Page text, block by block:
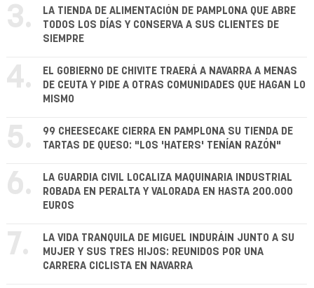
3.
LA TIENDA DE ALIMENTACIÓN DE PAMPLONA QUE ABRE
TODOS LOS DÍAS Y CONSERVA A SUS CLIENTES DE
SIEMPRE
4.
EL GOBIERNO DE CHIVITE TRAERÁ A NAVARRA A MENAS
DE CEUTA Y PIDE A OTRAS COMUNIDADES QUE HAGAN LO
MISMO
5.
99 CHEESECAKE CIERRA EN PAMPLONA SU TIENDA DE
TARTAS DE QUESO: "LOS 'HATERS' TENÍAN RAZÓN"
6.
LA GUARDIA CIVIL LOCALIZA MAQUINARIA INDUSTRIAL
ROBADA EN PERALTA Y VALORADA EN HASTA 200.000
EUROS
7.
LA VIDA TRANQUILA DE MIGUEL INDURÁIN JUNTO A SU
MUJER Y SUS TRES HIJOS: REUNIDOS POR UNA
CARRERA CICLISTA EN NAVARRA